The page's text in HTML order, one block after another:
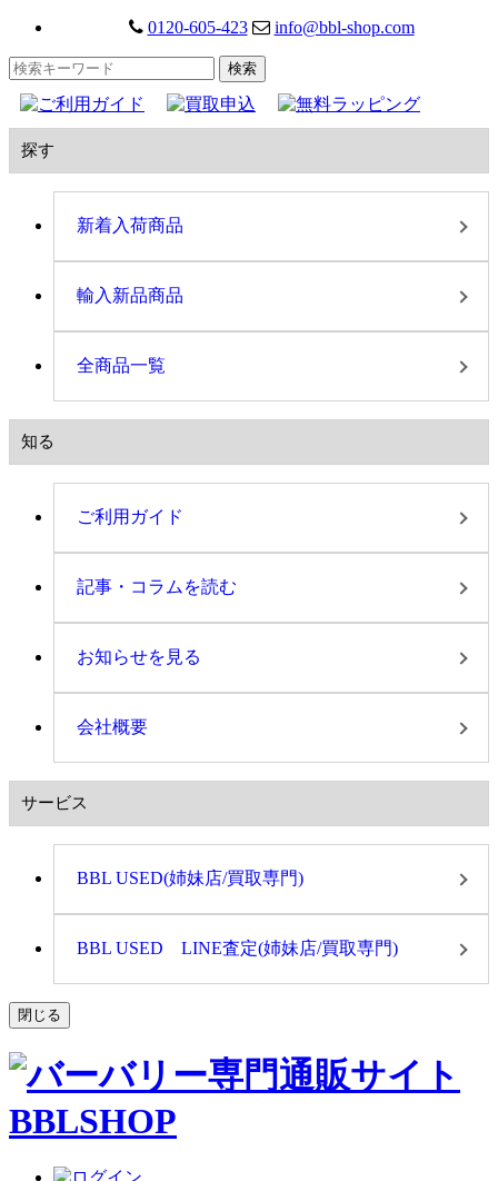
0120-605-423 info@bbl-shop.com
探す
新着入荷商品
輸入新品商品
全商品一覧
知る
ご利用ガイド
記事・コラムを読む
お知らせを見る
会社概要
サービス
BBL USED(姉妹店/買取専門)
BBL USED LINE査定(姉妹店/買取専門)
閉じる